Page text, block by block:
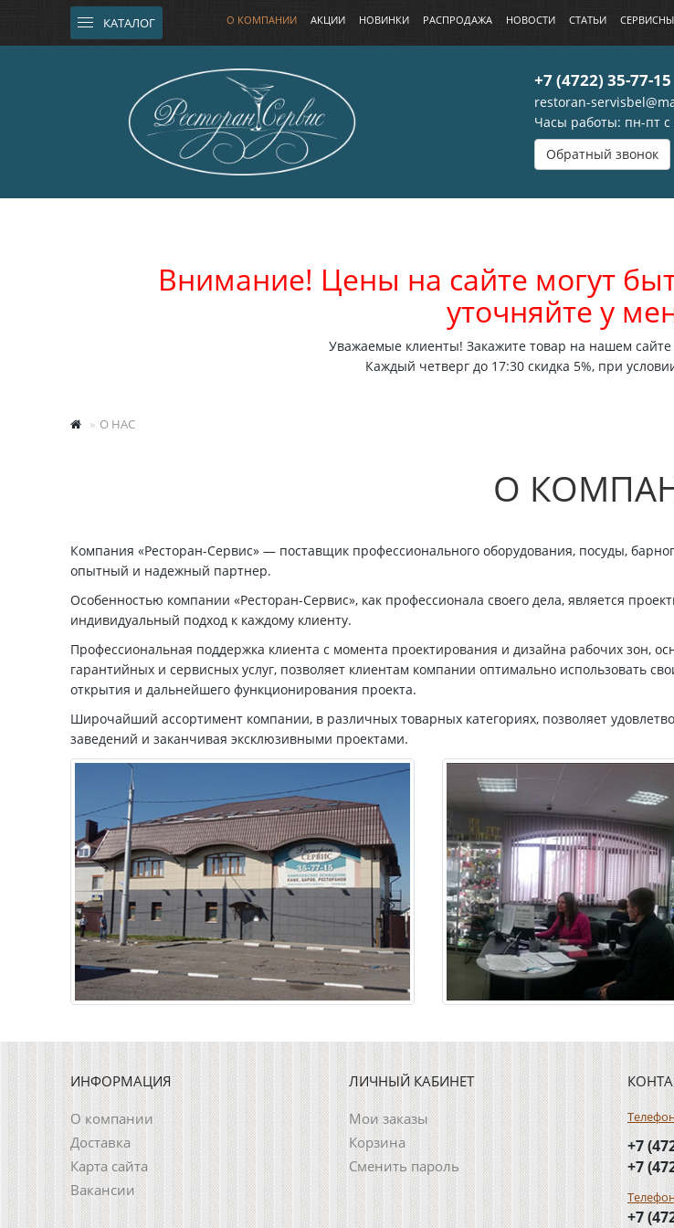
КАТАЛОГ О КОМПАНИИ АКЦИИ НОВИНКИ РАСПРОДАЖА НОВОСТИ СТАТЬИ
+7 (4722) 35-77-15
restoran-
Часы работы: пн-пт с
Обратный звонок
Внимание! Цены на сайте могут
уточняйте у
Уважаемые клиенты! Закажите товар на нашем
Каждый четверг до 17:30 скидка 5%, при
О НАС
О
Компания «Ресторан-Сервис» — поставщик профессионального оборудования, посуды,
опытный и надежный партнер.
Особенностью компании «Ресторан-Сервис», как профессионала своего дела, является
индивидуальный подход к каждому клиенту.
Профессиональная поддержка клиента с момента проектирования и дизайна рабочих зон,
гарантийных и сервисных услуг, позволяет клиентам компании оптимально использовать
открытия и дальнейшего функционирования проекта.
Широчайший ассортимент компании, в различных товарных категориях, позволяет
заведений и заканчивая эксклюзивными проектами.
ИНФОРМАЦИЯ
О компании
Доставка
Карта сайта
Вакансии
ЛИЧНЫЙ КАБИНЕТ
Мои заказы
Корзина
Сменить пароль
+7
+7
+7